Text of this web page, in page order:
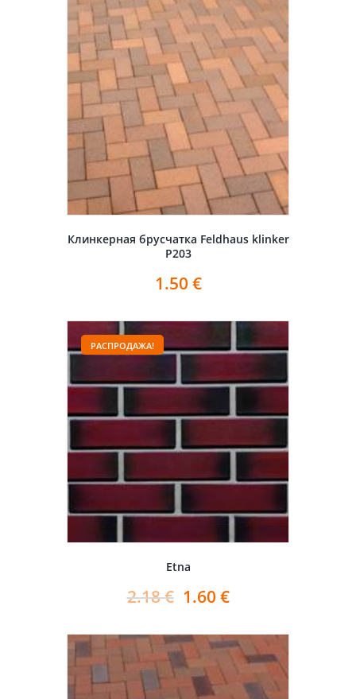
Клинкерная брусчатка Feldhaus klinker
P203
1.50 €
РАСПРОДАЖА!
Etna
2.18€ 1.60 €